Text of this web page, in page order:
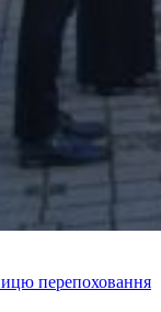
перепоховання